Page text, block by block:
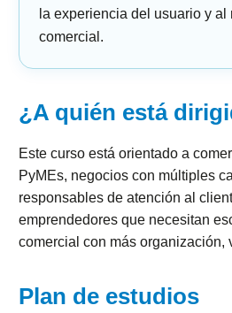
la experiencia del usuario y al
comercial.
¿A quién está
Este curso está orientado a
PyMEs, negocios con múltiples
responsables de atención al
emprendedores que necesitan
comercial con más organización,
Plan de estudios